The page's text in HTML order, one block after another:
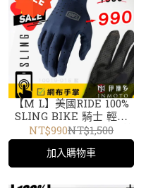
【M L】美國RIDE 100%
SLING BIKE 騎士 輕量
短手套 觸控 4向彈性材質
打孔透氣 越野 10019-015
藍
NT$990NT$1,500
加入購物車